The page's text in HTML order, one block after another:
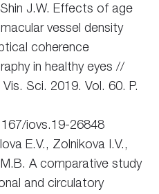
J.W. Effects of age
vessel density
coherence
in healthy eyes //
Sci. 2019. Vol. 60. P.
iovs.19-26848
E.V., Zolnikova I.V.,
A comparative study
and circulatory